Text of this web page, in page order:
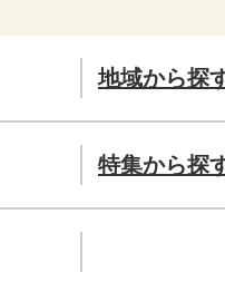
地域から探
特集から探